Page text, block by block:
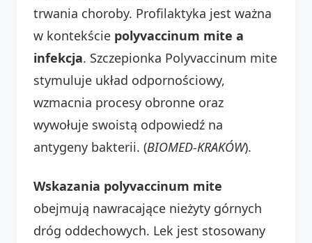
trwania choroby. Profilaktyka jest ważna
w kontekście polyvaccinum mite a
infekcja. Szczepionka Polyvaccinum mite
stymuluje układ odpornościowy,
wzmacnia procesy obronne oraz
wywołuje swoistą odpowiedź na
antygeny bakterii. (BIOMED-KRAKÓW).
Wskazania polyvaccinum mite
obejmują nawracające nieżyty górnych
dróg oddechowych. Lek jest stosowany